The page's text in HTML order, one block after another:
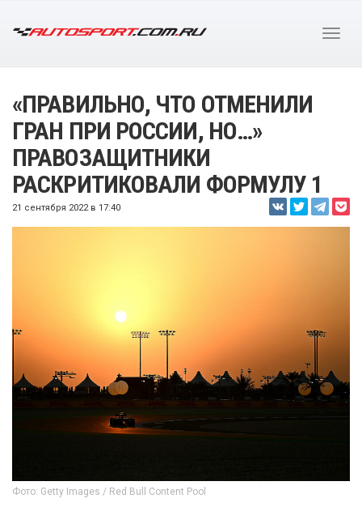
«ПРАВИЛЬНО, ЧТО ОТМЕНИЛИ
ГРАН ПРИ РОССИИ, НО…»
ПРАВОЗАЩИТНИКИ
РАСКРИТИКОВАЛИ ФОРМУЛУ 1
21 сентября 2022 в 17:40
Фото: Getty Images / Red Bull Content Pool